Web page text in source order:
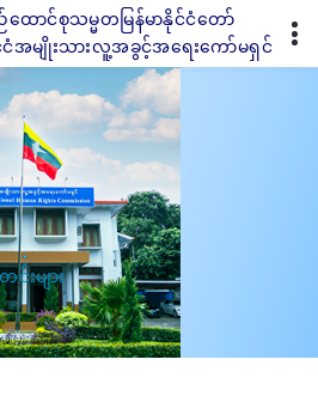
ထောင်စုသမ္မတမြန်မာနိုင်ငံတော်
င်ငံအမျိုးသားလူ့အခွင့်အရေးကော်မရှင်
းများ